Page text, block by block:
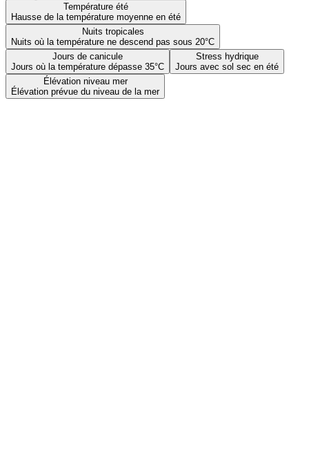
Température été
Hausse de la température moyenne en été
Nuits tropicales
Nuits où la température ne descend pas sous 20°C
Jours de canicule
Jours où la température dépasse 35°C
Stress hydrique
Jours avec sol sec en été
Élévation niveau mer
Élévation prévue du niveau de la mer